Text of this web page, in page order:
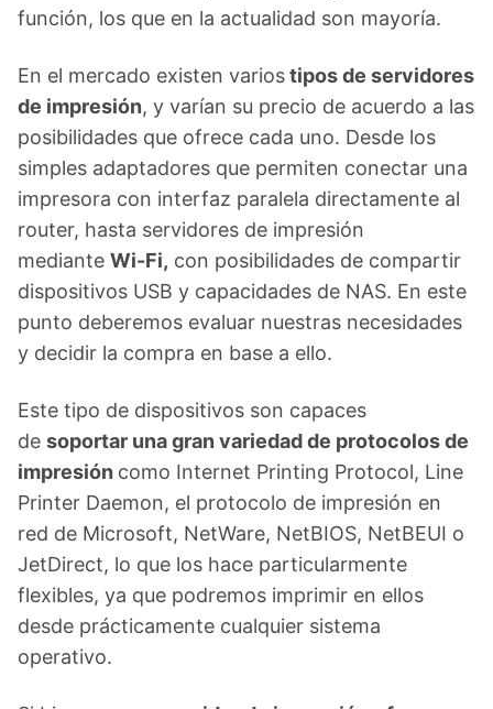
función, los que en la actualidad son mayoría.
En el mercado existen variostipos de servidores
de impresión, y varían su precio de acuerdo a las
posibilidades que ofrece cada uno. Desde los
simples adaptadores que permiten conectar una
impresora con interfaz paralela directamente al
router, hasta servidores de impresión
mediante Wi-Fi, con posibilidades de compartir
dispositivos USB y capacidades de NAS. En este
punto deberemos evaluar nuestras necesidades
y decidir la compra en base a ello.
Este tipo de dispositivos son capaces
de soportar una gran variedad de protocolos de
impresión como Internet Printing Protocol, Line
Printer Daemon, el protocolo de impresión en
red de Microsoft, NetWare, NetBIOS, NetBEUI o
JetDirect, lo que los hace particularmente
flexibles, ya que podremos imprimir en ellos
desde prácticamente cualquier sistema
operativo.